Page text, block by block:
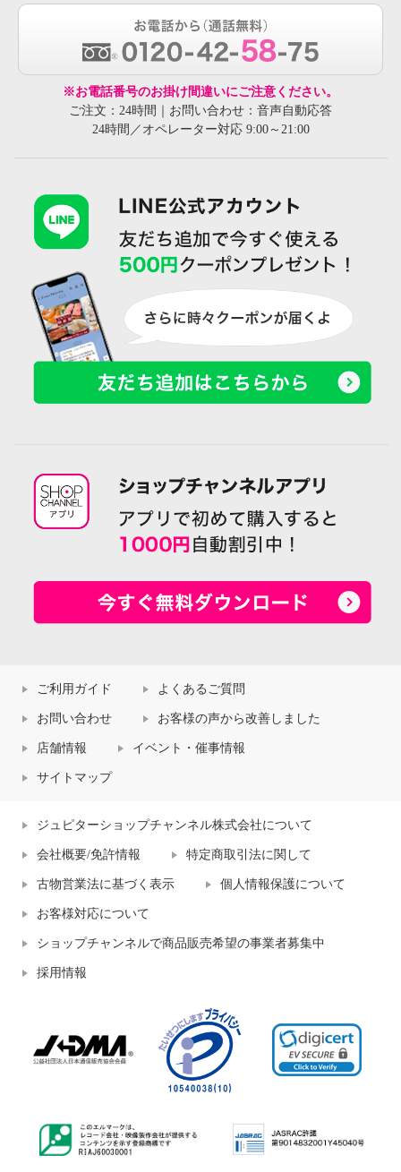
※お電話番号のお掛け間違いにご注意ください。
ご注文：24時間｜お問い合わせ：音声自動応答
24時間／オペレーター対応 9:00～21:00
ご利用ガイド よくあるご質問
お問い合わせ お客様の声から改善しました
店舗情報 イベント・催事情報
サイトマップ
ジュピターショップチャンネル株式会社について
会社概要/免許情報 特定商取引法に関して
古物営業法に基づく表示 個人情報保護について
お客様対応について
ショップチャンネルで商品販売希望の事業者募集中
採用情報